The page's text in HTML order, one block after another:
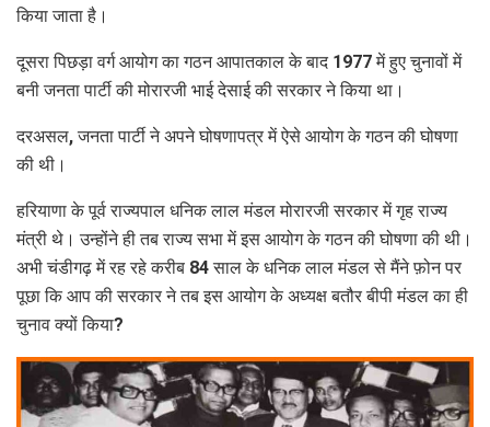
किया जाता है।
दूसरा पिछड़ा वर्ग आयोग का गठन आपातकाल के बाद 1977 में हुए चुनावों में
बनी जनता पार्टी की मोरारजी भाई देसाई की सरकार ने किया था।
दरअसल, जनता पार्टी ने अपने घोषणापत्र में ऐसे आयोग के गठन की घोषणा
की थी।
हरियाणा के पूर्व राज्यपाल धनिक लाल मंडल मोरारजी सरकार में गृह राज्य
मंत्री थे। उन्होंने ही तब राज्य सभा में इस आयोग के गठन की घोषणा की थी।
अभी चंडीगढ़ में रह रहे करीब 84 साल के धनिक लाल मंडल से मैंने फ़ोन पर
पूछा कि आप की सरकार ने तब इस आयोग के अध्यक्ष बतौर बीपी मंडल का ही
चुनाव क्यों किया?